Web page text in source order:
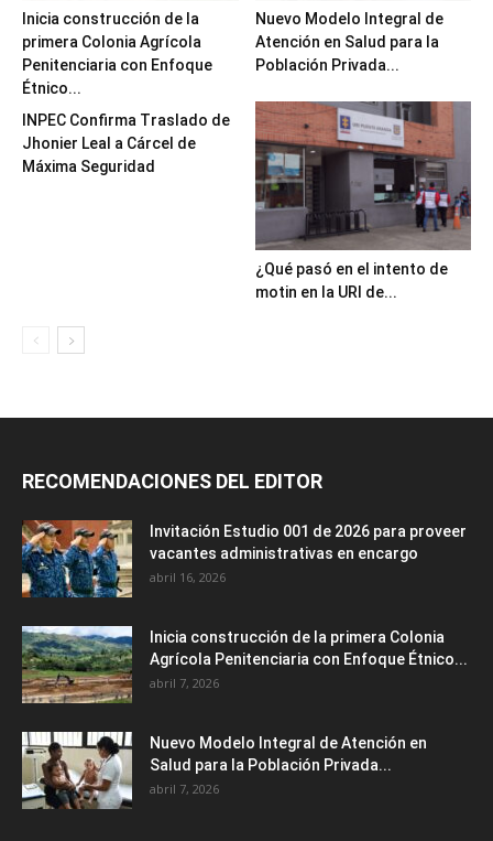
Inicia construcción de la
primera Colonia Agrícola
Penitenciaria con Enfoque
Étnico...
Nuevo Modelo Integral de
Atención en Salud para la
Población Privada...
INPEC Confirma Traslado de
Jhonier Leal a Cárcel de
Máxima Seguridad
¿Qué pasó en el intento de
motin en la URI de...
RECOMENDACIONES DEL EDITOR
Invitación Estudio 001 de 2026 para proveer
vacantes administrativas en encargo
abril 16, 2026
Inicia construcción de la primera Colonia
Agrícola Penitenciaria con Enfoque Étnico...
abril 7, 2026
Nuevo Modelo Integral de Atención en
Salud para la Población Privada...
abril 7, 2026